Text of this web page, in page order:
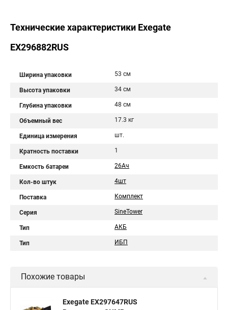
Технические характеристики Exegate
EX296882RUS
Ширина упаковки 53 см
Высота упаковки 34 см
Глубина упаковки 48 см
Объемный вес 17.3 кг
Единица измерения шт.
Кратность поставки 1
Емкость батареи 26Aч
Кол-во штук 4шт
Поставка Комплект
Серия SineTower
Тип АКБ
Тип ИБП
Похожие товары
Exegate EX297647RUS